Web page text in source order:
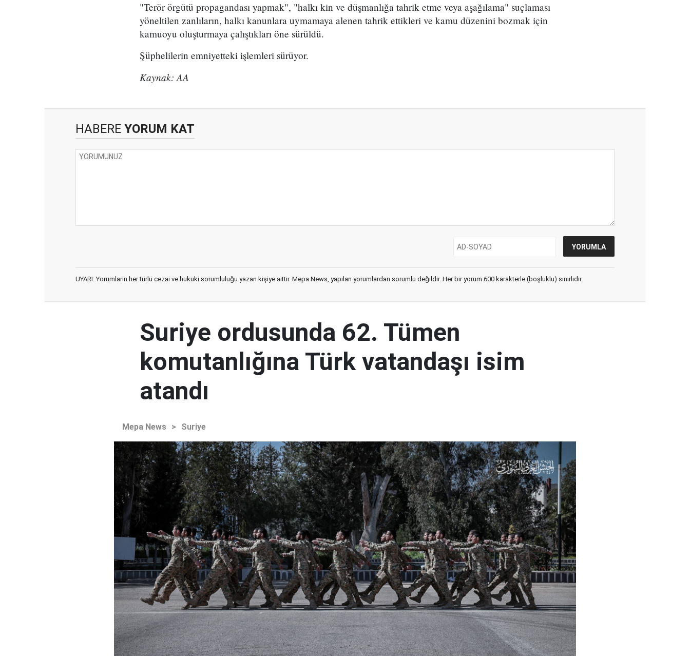
"Terör örgütü propagandası yapmak", "halkı kin ve düşmanlığa tahrik etme veya aşağılama" suçlaması
yöneltilen zanlıların, halkı kanunlara uymamaya alenen tahrik ettikleri ve kamu düzenini bozmak için
kamuoyu oluşturmaya çalıştıkları öne sürüldü.
Şüphelilerin emniyetteki işlemleri sürüyor.
Kaynak: AA
HABERE YORUM KAT
UYARI: Yorumların her türlü cezai ve hukuki sorumluluğu yazan kişiye aittir. Mepa News, yapılan yorumlardan sorumlu değildir. Her bir yorum 600 karakterle (boşluklu) sınırlıdır.
Suriye ordusunda 62. Tümen
komutanlığına Türk vatandaşı isim
atandı
Mepa News > Suriye